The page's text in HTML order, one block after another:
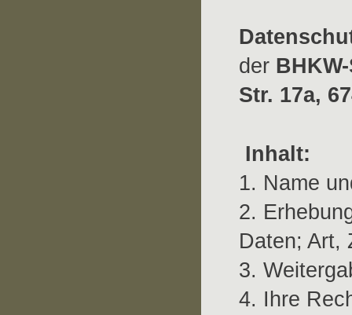
der
Str. 17a,
Inhalt:
1. Name
2.
Daten; Art,
3.
4. Ihre